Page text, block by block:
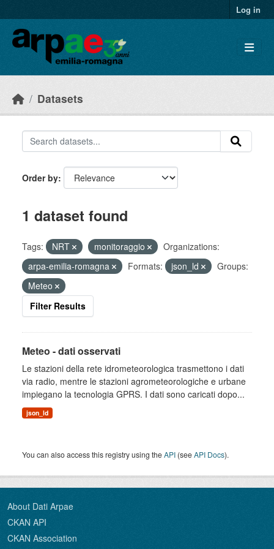
Log in
Datasets
Order by
1 dataset found
Tags: NRT monitoraggio
Organizations:
arpa-emilia-romagna
Formats: json_ld
Groups:
Meteo
Filter Results
Meteo - dati osservati
Le stazioni della rete idrometeorologica trasmettono i dati
via radio, mentre le stazioni agrometeorologiche e urbane
impiegano la tecnologia GPRS. I dati sono caricati dopo...
json_ld
You can also access this registry using theAPI (seeAPI Docs).
About Dati Arpae
CKAN API
CKAN Association